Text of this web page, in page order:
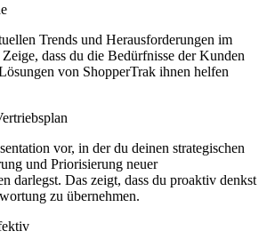
Trends und Herausforderungen im
dass du die Bedürfnisse der Kunden
von ShopperTrak ihnen helfen
vor, in der du deinen strategischen
und Priorisierung neuer
darlegst. Das zeigt, dass du proaktiv denkst
zu übernehmen.